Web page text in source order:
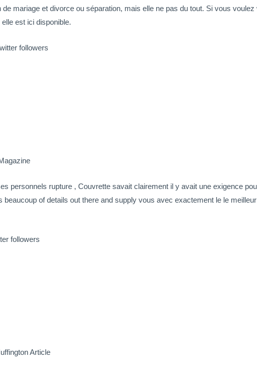
mariage et divorce ou séparation, mais elle ne pas du tout. Si vous voulez
est ici disponible.
followers
personnels rupture , Couvrette savait clairement il y avait une exigence
of details out there and supply vous avec exactement le le
followers
Article